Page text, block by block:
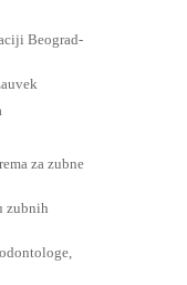
Beograd-
za zubne
zubnih